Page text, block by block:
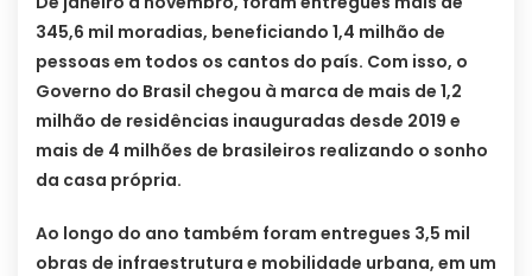
345,6 mil moradias, beneficiando 1,4 milhão de
pessoas em todos os cantos do país. Com isso, o
Governo do Brasil chegou à marca de mais de 1,2
milhão de residências inauguradas desde 2019 e
mais de 4 milhões de brasileiros realizando o sonho
da casa própria.
Ao longo do ano também foram entregues 3,5 mil
obras de infraestrutura e mobilidade urbana, em um